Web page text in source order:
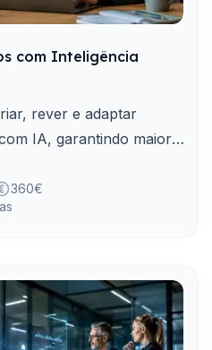
com Inteligência
rever e adaptar
IA, garantindo maior
360€